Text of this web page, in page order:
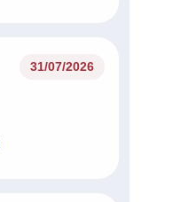
31/07/2026